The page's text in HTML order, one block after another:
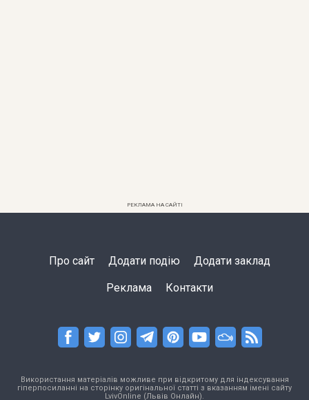
РЕКЛАМА НА САЙТІ
Про сайт Додати подію Додати заклад
Реклама Контакти
Використання матеріалів можливе при відкритому для індексування
гіперпосиланні на сторінку оригінальної статті з вказанням імені сайту
LvivOnline (Львів Онлайн).